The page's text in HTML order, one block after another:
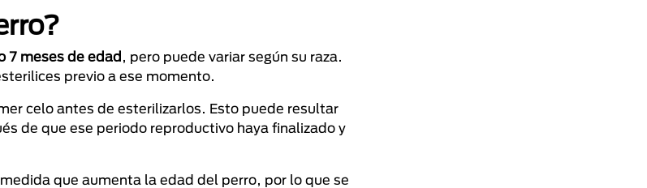
7 meses de edad, pero puede variar según su raza.
previo a ese momento.
celo antes de esterilizarlos. Esto puede resultar
de que ese periodo reproductivo haya finalizado y
que aumenta la edad del perro, por lo que se